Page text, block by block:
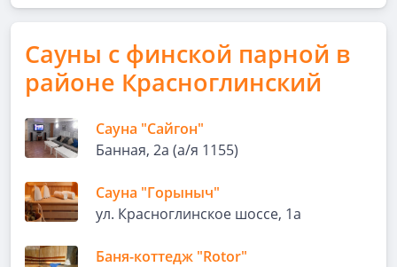
Сауны с финской парной в
районе Красноглинский
Сауна "Сайгон"
Банная, 2а (а/я 1155)
Сауна "Горыныч"
ул. Красноглинское шоссе, 1а
Баня-коттедж "Rotor"